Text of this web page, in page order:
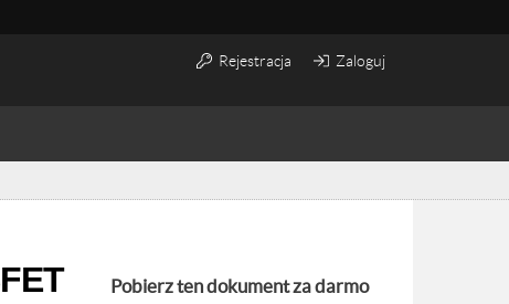
Rejestracja Zaloguj
Pobierz ten dokument za darmo